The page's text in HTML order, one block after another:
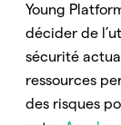
Young
décider de
sécurité
ressources
des risques